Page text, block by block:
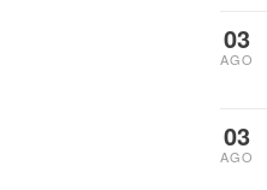
03
AGO
03
AGO